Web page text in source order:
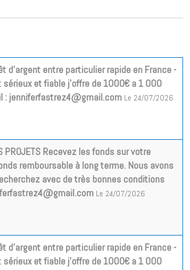
d'argent entre particulier rapide en France -
sérieux et fiable j'offre de 1000€ a 1 000
: jenniferfastrez4@gmail.com Le 24/07/2026
PROJETS Recevez les fonds sur votre
remboursable à long terme. Nous avons
avec de très bonnes conditions
Le 24/07/2026
d'argent entre particulier rapide en France -
sérieux et fiable j'offre de 1000€ a 1 000